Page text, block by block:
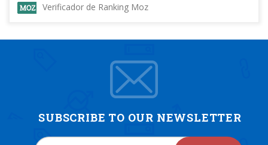
Verificador de Ranking Moz
SUBSCRIBE TO OUR NEWSLETTER